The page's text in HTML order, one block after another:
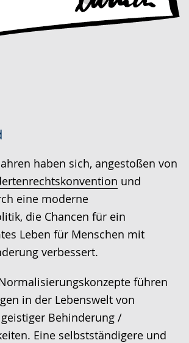
haben sich, angestoßen von
und
eine moderne
die Chancen für ein
Leben für Menschen mit
verbessert.
führen
in der Lebenswelt von
Behinderung /
Eine selbstständigere und